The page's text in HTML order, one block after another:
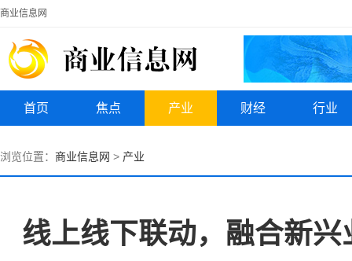
商业信息网
首页 焦点 产业 财经 行业
浏览位置： 商业信息网 > 产业
线上线下联动，融合新